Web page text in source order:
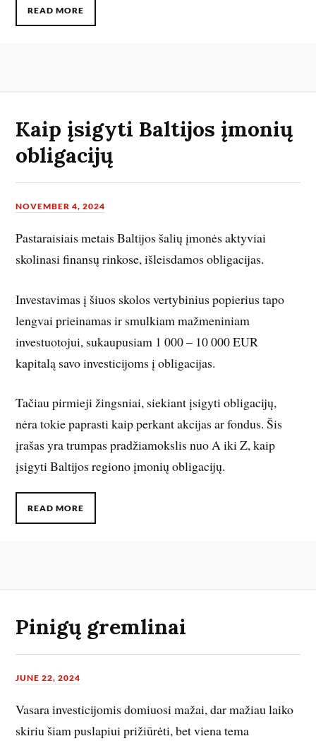
READ MORE
Kaip įsigyti Baltijos įmonių
obligacijų
NOVEMBER 4, 2024
Pastaraisiais metais Baltijos šalių įmonės aktyviai
skolinasi finansų rinkose, išleisdamos obligacijas.
Investavimas į šiuos skolos vertybinius popierius tapo
lengvai prieinamas ir smulkiam mažmeniniam
investuotojui, sukaupusiam 1 000 – 10 000 EUR
kapitalą savo investicijoms į obligacijas.
Tačiau pirmieji žingsniai, siekiant įsigyti obligacijų,
nėra tokie paprasti kaip perkant akcijas ar fondus. Šis
įrašas yra trumpas pradžiamokslis nuo A iki Z, kaip
įsigyti Baltijos regiono įmonių obligacijų.
READ MORE
Pinigų gremlinai
JUNE 22, 2024
Vasara investicijomis domiuosi mažai, dar mažiau laiko
skiriu šiam puslapiui prižiūrėti, bet viena tema